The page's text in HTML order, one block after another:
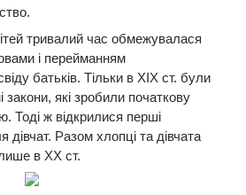
тривалий час обмежувалася
і перейманням
батьків. Тільки в XIX ст. були
закони, які зробили початкову
Тоді ж відкрилися перші
дівчат. Разом хлопці та дівчата
в XX ст.